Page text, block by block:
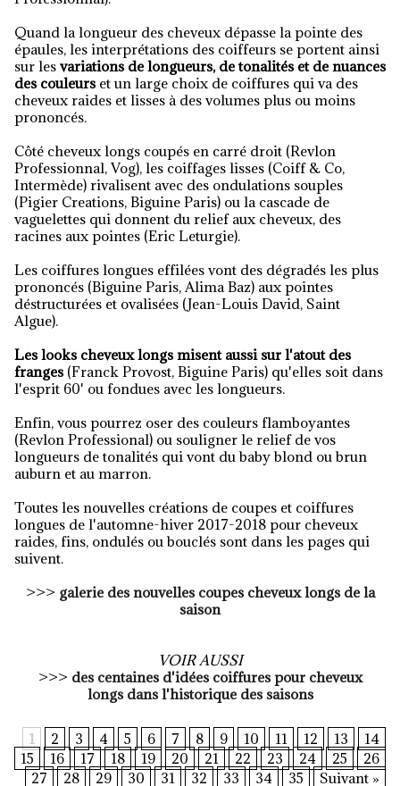
Quand la longueur des cheveux dépasse la pointe des
épaules, les interprétations des coiffeurs se portent ainsi
sur les variations de longueurs, de tonalités et de nuances
des couleurset un large choix de coiffures qui va des
cheveux raides et lisses à des volumes plus ou moins
prononcés.
Côté cheveux longs coupés en carré droit (Revlon
Professionnal, Vog), les coiffages lisses (Coiff & Co,
Intermède) rivalisent avec des ondulations souples
(Pigier Creations, Biguine Paris) ou la cascade de
vaguelettes qui donnent du relief aux cheveux, des
racines aux pointes (Eric Leturgie).
Les coiffures longues effilées vont des dégradés les plus
prononcés (Biguine Paris, Alima Baz) aux pointes
déstructurées et ovalisées (Jean-Louis David, Saint
Algue).
Les looks cheveux longs misent aussi sur l'atout des
franges(Franck Provost, Biguine Paris) qu'elles soit dans
l'esprit 60' ou fondues avec les longueurs.
Enfin, vous pourrez oser des couleurs flamboyantes
(Revlon Professional) ou souligner le relief de vos
longueurs de tonalités qui vont du baby blond ou brun
auburn et au marron.
Toutes les nouvelles créations de coupes et coiffures
longues de l'automne-hiver 2017-2018 pour cheveux
raides, fins, ondulés ou bouclés sont dans les pages qui
suivent.
>>> galerie des nouvelles coupes cheveux longs de la
saison
VOIR AUSSI
>>> des centaines d'idées coiffures pour cheveux
longs dans l'historique des saisons
1 2 3 4 5 6 7 8 9 10 11 12 13
14
15
16 17 18 19 20 21 22 23 24 25
26
27
28 29 30 31 32 33 34 35 Suivant »